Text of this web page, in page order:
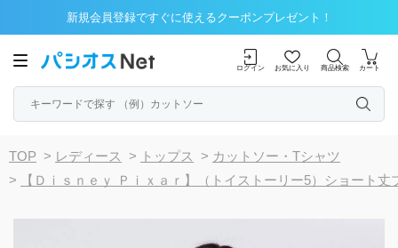
新規会員登録ですぐに使えるクーポンプレゼント！
ログイン お気に入り 商品検索 カート
TOP > レディース > トップス > カットソー・Tシャツ
>
【Ｄｉｓｎｅｙ Ｐｉｘａｒ】（トイストーリー5）ショート丈